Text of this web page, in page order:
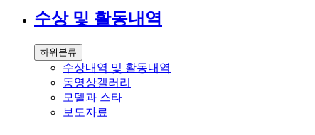
수상 및 활동내역
하위분류
수상내역 및 활동내역
동영상갤러리
모델과 스타
보도자료